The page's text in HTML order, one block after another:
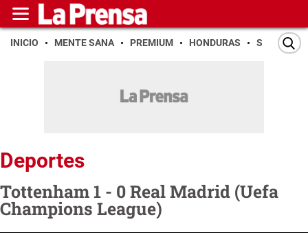
INICIO MENTE SANA PREMIUM HONDURAS SAN PEDRO
Deportes
Tottenham 1 - 0 Real Madrid (Uefa
Champions League)